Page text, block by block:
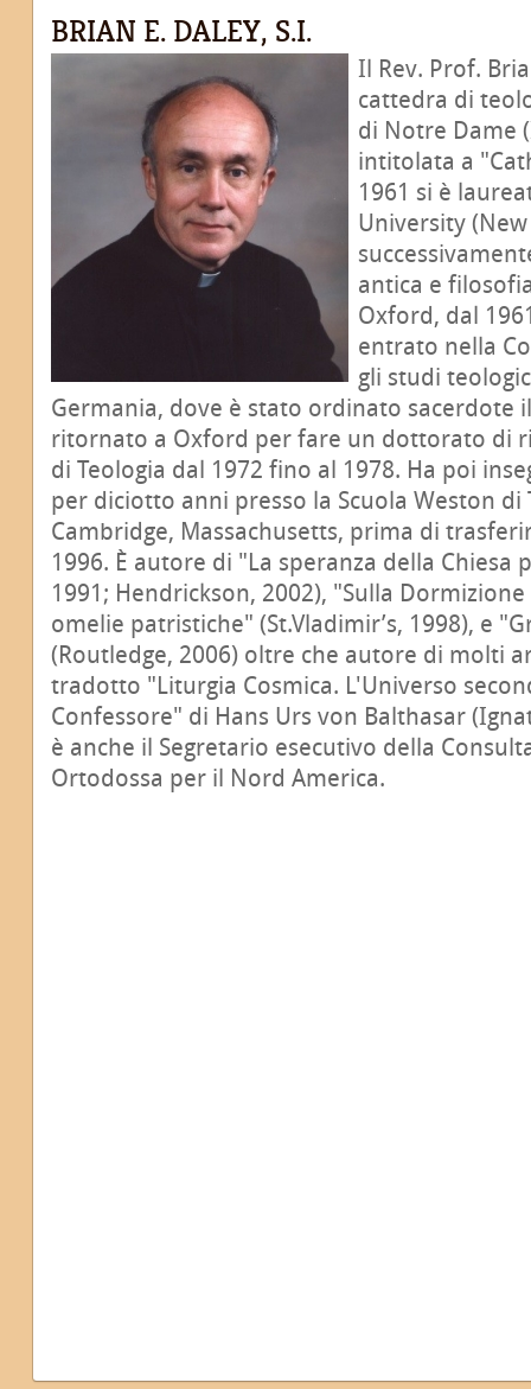
BRIAN E. DALEY, S.I.
Il Rev. Prof.
cattedra di
di Notre Dame
intitolata a
1961 si è
University (New
antica e
Oxford, dal
entrato nella
gli studi
Germania, dove è stato ordinato sacerdote
ritornato a Oxford per fare un dottorato di
di Teologia dal 1972 fino al 1978. Ha poi
per diciotto anni presso la Scuola Weston di
Cambridge, Massachusetts, prima di
1996. È autore di "La speranza della Chiesa
1991; Hendrickson, 2002), "Sulla
omelie patristiche" (St.Vladimir’s, 1998), e
(Routledge, 2006) oltre che autore di molti
tradotto "Liturgia Cosmica. L'Universo
Confessore" di Hans Urs von Balthasar
è anche il Segretario esecutivo della
Ortodossa per il Nord America.